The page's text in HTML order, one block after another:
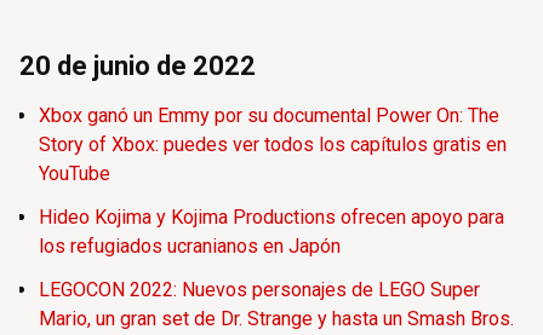
20 de junio de 2022
Xbox ganó un Emmy por su documental Power On: The
Story of Xbox: puedes ver todos los capítulos gratis en
YouTube
Hideo Kojima y Kojima Productions ofrecen apoyo para
los refugiados ucranianos en Japón
LEGOCON 2022: Nuevos personajes de LEGO Super
Mario, un gran set de Dr. Strange y hasta un Smash Bros.